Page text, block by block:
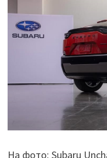
На фото: Subaru